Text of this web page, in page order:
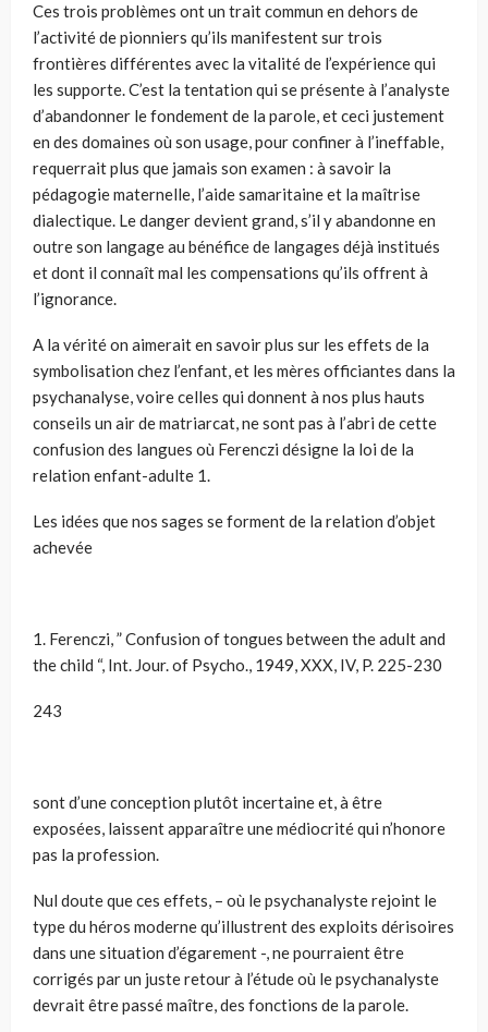
Ces trois problèmes ont un trait commun en dehors de
l’activité de pionniers qu’ils manifestent sur trois
frontières différentes avec la vitalité de l’expérience qui
les supporte. C’est la tentation qui se présente à l’analyste
d’abandonner le fondement de la parole, et ceci justement
en des domaines où son usage, pour confiner à l’ineffable,
requerrait plus que jamais son examen : à savoir la
pédagogie maternelle, l’aide samaritaine et la maîtrise
dialectique. Le danger devient grand, s’il y abandonne en
outre son langage au bénéfice de langages déjà institués
et dont il connaît mal les compensations qu’ils offrent à
l’ignorance.
A la vérité on aimerait en savoir plus sur les effets de la
symbolisation chez l’enfant, et les mères officiantes dans la
psychanalyse, voire celles qui donnent à nos plus hauts
conseils un air de matriarcat, ne sont pas à l’abri de cette
confusion des langues où Ferenczi désigne la loi de la
relation enfant-adulte 1.
Les idées que nos sages se forment de la relation d’objet
achevée
1. Ferenczi, ” Confusion of tongues between the adult and
the child “, Int. Jour. of Psycho., 1949, XXX, IV, P. 225-230
243
sont d’une conception plutôt incertaine et, à être
exposées, laissent apparaître une médiocrité qui n’honore
pas la profession.
Nul doute que ces effets, – où le psychanalyste rejoint le
type du héros moderne qu’illustrent des exploits dérisoires
dans une situation d’égarement -, ne pourraient être
corrigés par un juste retour à l’étude où le psychanalyste
devrait être passé maître, des fonctions de la parole.